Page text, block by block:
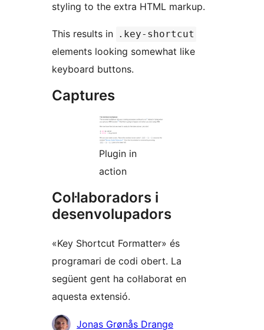
styling to the extra HTML markup.
This results in .key-shortcut
elements looking somewhat like
keyboard buttons.
Captures
Plugin in
action
Col·laboradors i
desenvolupadors
«Key Shortcut Formatter» és
programari de codi obert. La
següent gent ha col·laborat en
aquesta extensió.
Col·laboradors
Jonas Grønås Drange